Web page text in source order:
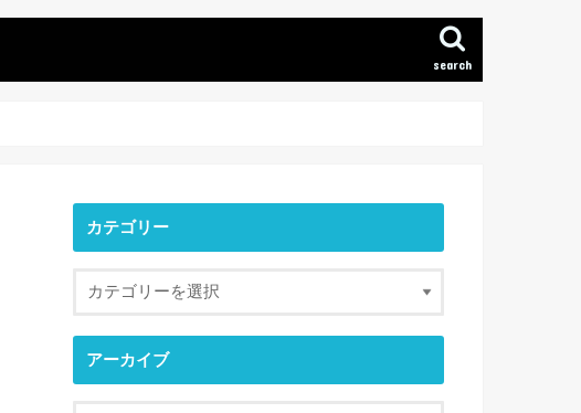
search
カテゴリー
アーカイブ